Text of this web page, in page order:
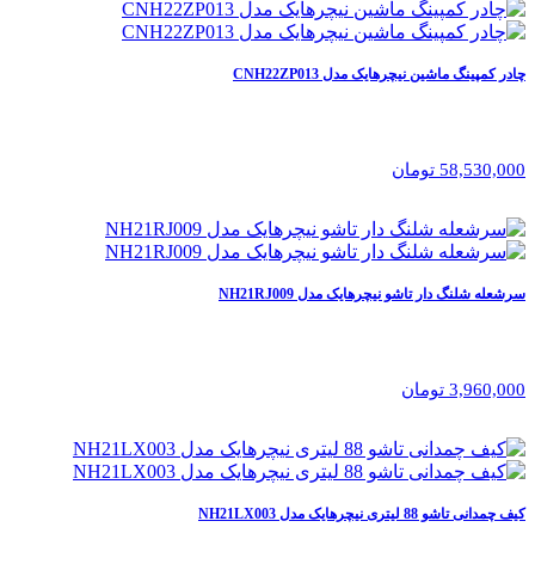
چادر کمپینگ ماشین نیچرهایک مدل CNH22ZP013
58,530,000 تومان
سرشعله شلنگ دار تاشو نیچرهایک مدل NH21RJ009
3,960,000 تومان
کیف چمدانی تاشو 88 لیتری نیچرهایک مدل NH21LX003